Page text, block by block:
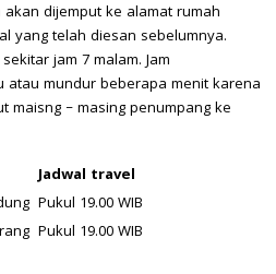
dijemput ke alamat rumah
yang telah diesan sebelumnya.
jam 7 malam. Jam
atau mundur beberapa menit karena
maisng – masing penumpang ke
Jadwal travel
Pukul 19.00 WIB
Pukul 19.00 WIB